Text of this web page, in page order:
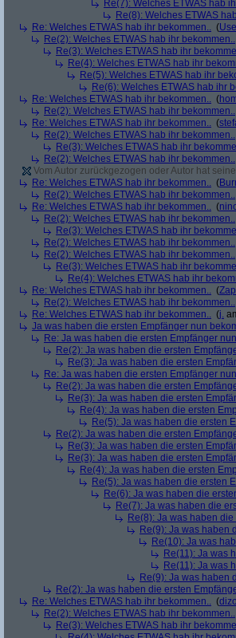
Re(7): Welches ETWAS hab
Re(8): Welches ETWAS
Re: Welches ETWAS hab ihr bekommen.. (
Re(2): Welches ETWAS hab ihr bekommen..
Re(3): Welches ETWAS hab ihr
Re(4): Welches ETWAS hab ihr
Re(5): Welches ETWAS hab ihr
Re(6): Welches ETWAS hab ihr
Re: Welches ETWAS hab ihr bekommen.. (
Re(2): Welches ETWAS hab ihr bekommen..
Re: Welches ETWAS hab ihr bekommen.. (
Re(2): Welches ETWAS hab ihr bekommen..
Re(3): Welches ETWAS hab ihr
Re(2): Welches ETWAS hab ihr bekommen..
Vom Autor zurückgezogen oder Autor hat
Re: Welches ETWAS hab ihr bekommen.. (
Re(2): Welches ETWAS hab ihr bekommen..
Re: Welches ETWAS hab ihr bekommen.. (
Re(2): Welches ETWAS hab ihr bekommen..
Re(3): Welches ETWAS hab ihr
Re(2): Welches ETWAS hab ihr bekommen..
Re(2): Welches ETWAS hab ihr bekommen..
Re(3): Welches ETWAS hab ihr
Re(4): Welches ETWAS hab ihr
Re: Welches ETWAS hab ihr bekommen.. (
Re(2): Welches ETWAS hab ihr bekommen..
Re: Welches ETWAS hab ihr bekommen.. (j.
Ja was haben die ersten Empfänger nun
Re: Ja was haben die ersten Empfänger
Re(2): Ja was haben die ersten
Re(3): Ja was haben die ersten
Re: Ja was haben die ersten Empfänger
Re(2): Ja was haben die ersten
Re(3): Ja was haben die ersten
Re(4): Ja was haben die ersten
Re(5): Ja was haben die ersten
Re(2): Ja was haben die ersten
Re(3): Ja was haben die ersten
Re(3): Ja was haben die ersten
Re(4): Ja was haben die ersten
Re(5): Ja was haben die ersten
Re(6): Ja was haben die
Re(7): Ja was haben die
Re(8): Ja was haben
Re(9): Ja was haben
Re(10): Ja was
Re(11): Ja was
Re(11): Ja was
Re(9): Ja was haben
Re(2): Ja was haben die ersten
Re: Welches ETWAS hab ihr bekommen.. (dizo
Re(2): Welches ETWAS hab ihr bekommen..
Re(3): Welches ETWAS hab ihr